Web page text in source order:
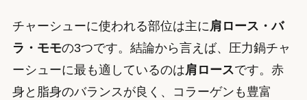
チャーシューに使われる部位は主に肩ロース・バ
ラ・モモの3つです。結論から言えば、圧力鍋チャ
ーシューに最も適しているのは肩ロースです。赤
身と脂身のバランスが良く、コラーゲンも豊富